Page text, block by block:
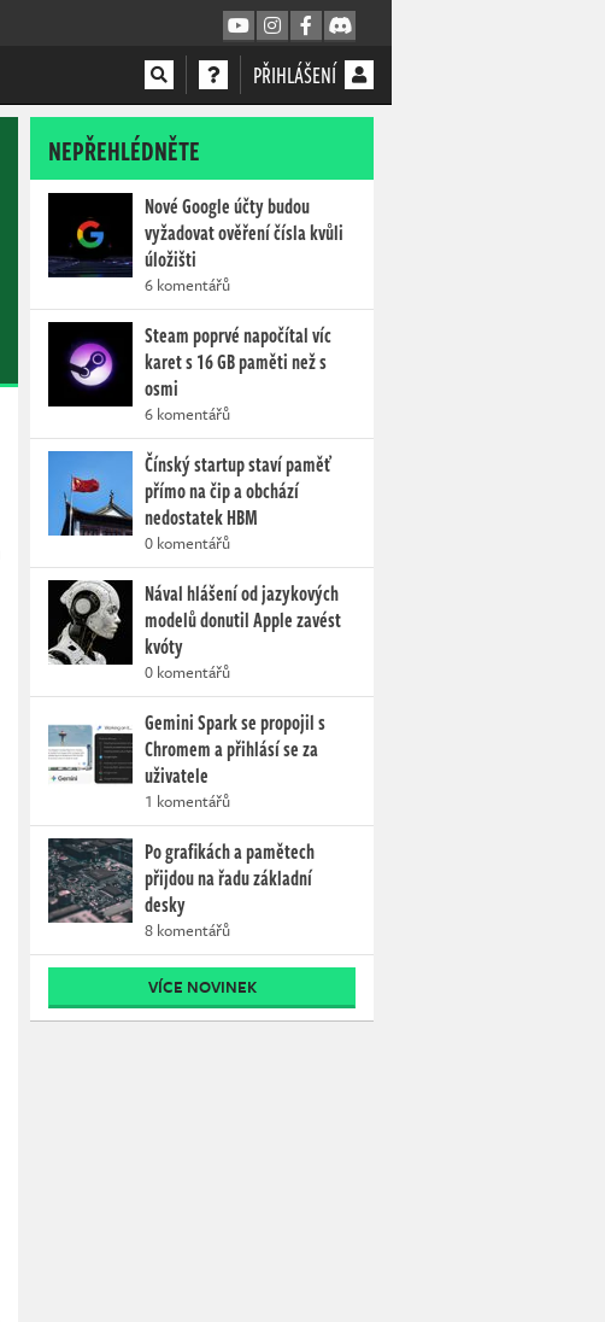
PŘIHLÁŠENÍ
NEPŘEHLÉDNĚTE
Nové Google účty budou
vyžadovat ověření čísla kvůli
úložišti
6 komentářů
Steam poprvé napočítal víc
karet s 16 GB paměti než s
osmi
6 komentářů
Čínský startup staví paměť
přímo na čip a obchází
nedostatek HBM
0 komentářů
Nával hlášení od jazykových
modelů donutil Apple zavést
kvóty
0 komentářů
Gemini Spark se propojil s
Chromem a přihlásí se za
uživatele
1 komentářů
Po grafikách a pamětech
přijdou na řadu základní
desky
8 komentářů
VÍCE NOVINEK